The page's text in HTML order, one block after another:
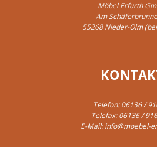
Möbel Erfurth
Am
55268 Nieder-Olm
Telefon:06136 /
Telefax: 06136 /
E-Mail:info@moebel-